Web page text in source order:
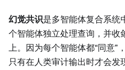
幻觉共识是多智能体复合系统
个智能体独立处理查询，并收
上。因为每个智能体都“同意”
只有在人类审计输出时才会